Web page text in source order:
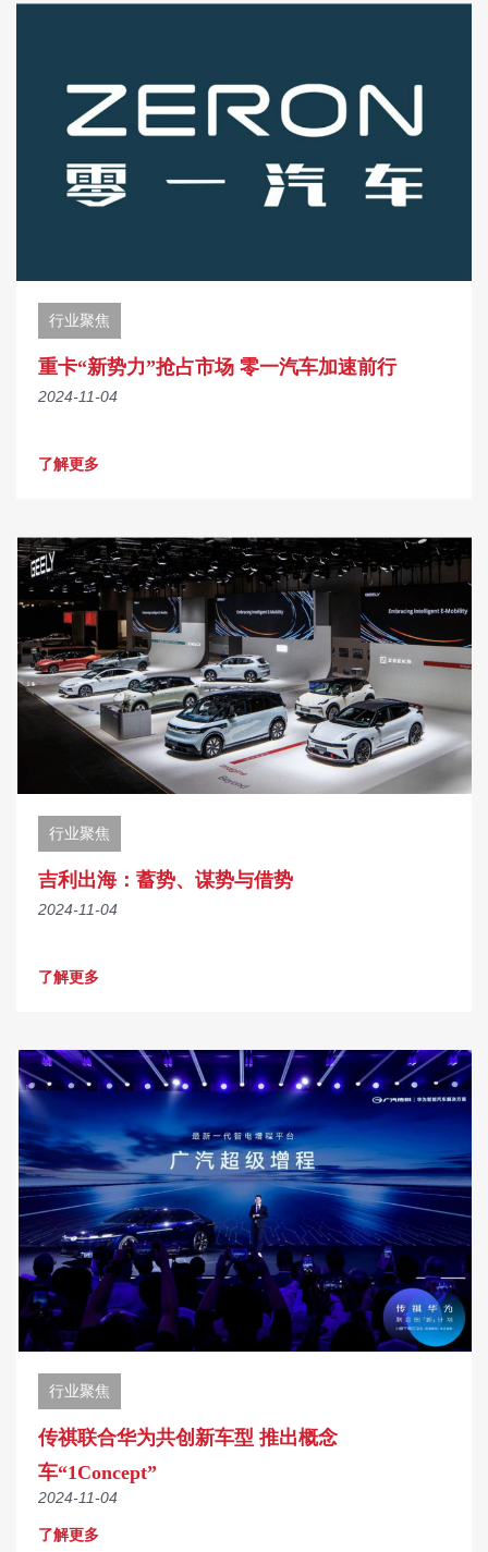
行业聚焦
重卡“新势力”抢占市场 零一汽车加速前行
2024-11-04
了解更多
行业聚焦
吉利出海：蓄势、谋势与借势
2024-11-04
了解更多
行业聚焦
传祺联合华为共创新车型 推出概念
车“1Concept”
2024-11-04
了解更多